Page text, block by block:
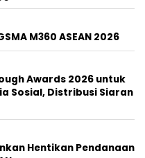
M360 ASEAN 2026
Awards 2026 untuk
Sosial, Distribusi Siaran
Hentikan Pendanaan